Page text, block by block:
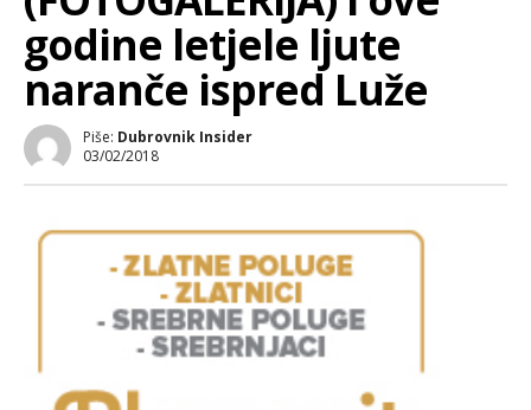
godine letjele ljute
naranče ispred Luže
Piše: Dubrovnik Insider
03/02/2018